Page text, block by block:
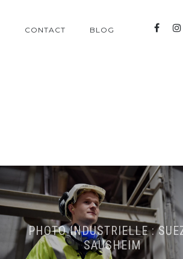
CONTACT BLOG
PHOTO INDUSTRIELLE :
SAUSHEIM